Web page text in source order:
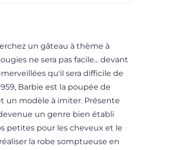
un gâteau à thème à
ne sera pas facile... devant
qu'il sera difficile de
Barbie est la poupée de
un modèle à imiter. Présente
un genre bien établi
petites pour les cheveux et le
la robe somptueuse en